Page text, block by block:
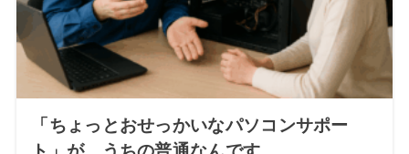
「ちょっとおせっかいなパソコンサポー